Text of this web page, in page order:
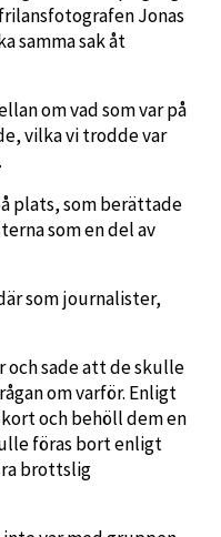
Jonas
samma sak åt
om vad som var på
vilka vi trodde var
plats, som berättade
som en del av
som journalister,
och sade att de skulle
om varför. Enligt
och behöll dem en
föras bort enligt
brottslig